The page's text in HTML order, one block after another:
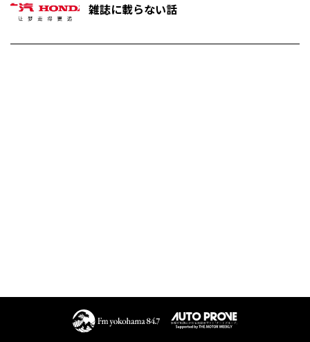
雑誌に載らない話